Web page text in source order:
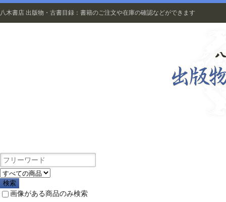
八木書店 出版物・古書目録：書籍のご注文や在庫の確認などができます
画像がある商品のみ検索